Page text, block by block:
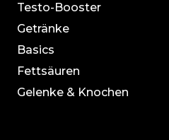
Testo-Booster
Getränke
Basics
Fettsäuren
Gelenke & Knochen